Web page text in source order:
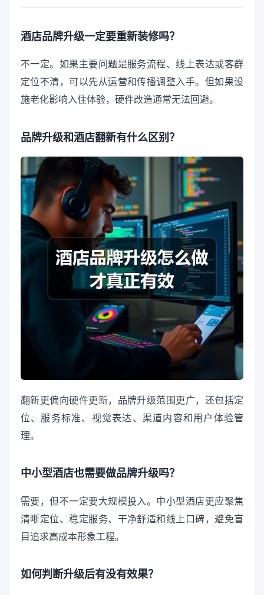
酒店品牌升级一定要重新装修吗？
不一定。如果主要问题是服务流程、线上表达或客群
定位不清，可以先从运营和传播调整入手。但如果设
施老化影响入住体验，硬件改造通常无法回避。
品牌升级和酒店翻新有什么区别？
翻新更偏向硬件更新，品牌升级范围更广，还包括定
位、服务标准、视觉表达、渠道内容和用户体验管
理。
中小型酒店也需要做品牌升级吗？
需要，但不一定要大规模投入。中小型酒店更应聚焦
清晰定位、稳定服务、干净舒适和线上口碑，避免盲
目追求高成本形象工程。
如何判断升级后有没有效果？